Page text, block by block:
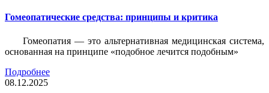
Гомеопатические средства: принципы и критика
Гомеопатия — это альтернативная медицинская система,
основанная на принципе «подобное лечится подобным»
Подробнее
08.12.2025